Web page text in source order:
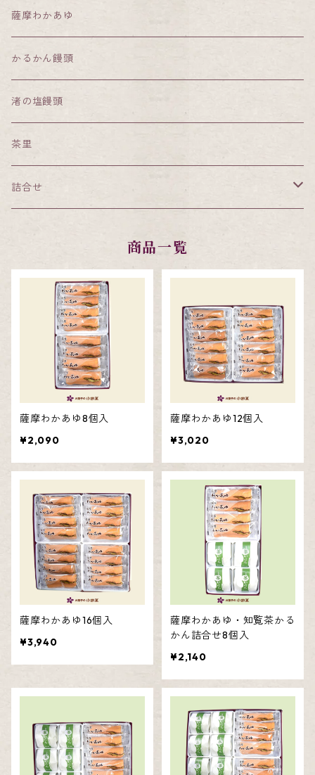
薩摩わかあゆ
かるかん饅頭
渚の塩饅頭
茶里
詰合せ
かるかん饅頭・知覧茶かるかん・餡なしかるかん詰合せ
薩摩わかあゆ・知覧茶かるかん詰合せ
薩摩わかあゆ・そらっち詰合せ
薩摩わかあゆ・メレンゲ饅頭詰合せ
薩摩わかあゆ・かるかん饅頭
かるかん饅頭・餡なしかるかん詰合せ
かるかん饅頭・メレンゲ饅頭詰合せ
商品一覧
薩摩わかあゆ8個入
¥2,090
薩摩わかあゆ12個入
¥3,020
薩摩わかあゆ16個入
¥3,940
薩摩わかあゆ・知覧茶かる
かん詰合せ8個入
¥2,140